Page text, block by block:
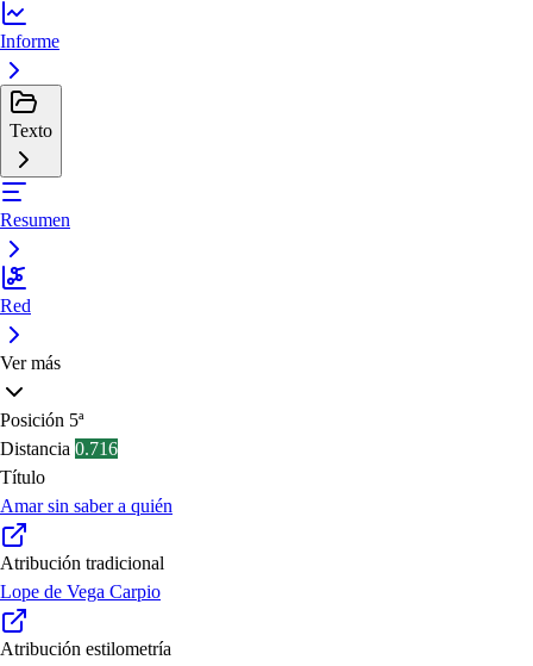
Informe
Texto
Resumen
Red
Ver más
Posición 5ª
Distancia 0.716
Título
Amar sin saber a quién
Atribución tradicional
Lope de Vega Carpio
Atribución estilometría